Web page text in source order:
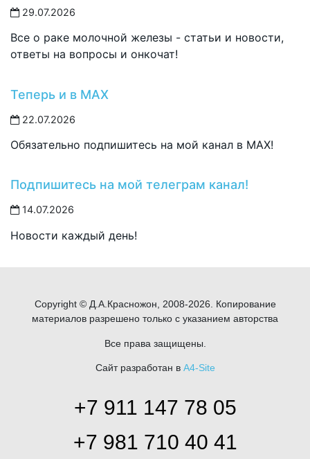
29.07.2026
Все о раке молочной железы - статьи и новости,
ответы на вопросы и онкочат!
Теперь и в MAX
22.07.2026
Обязательно подпишитесь на мой канал в MAX!
Подпишитесь на мой телеграм канал!
14.07.2026
Новости каждый день!
Copyright © Д.А.Красножон, 2008-2026. Копирование
материалов разрешено только с указанием авторства
Все права защищены.
Сайт разработан в A4-Site
+7 911 147 78 05
+7 981 710 40 41